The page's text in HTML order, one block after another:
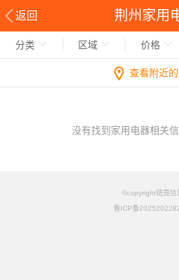
返回 荆州家用
分类 区域 价格
查看附近
没有找到家用电器相关
©copyright铭竟信
鲁ICP备